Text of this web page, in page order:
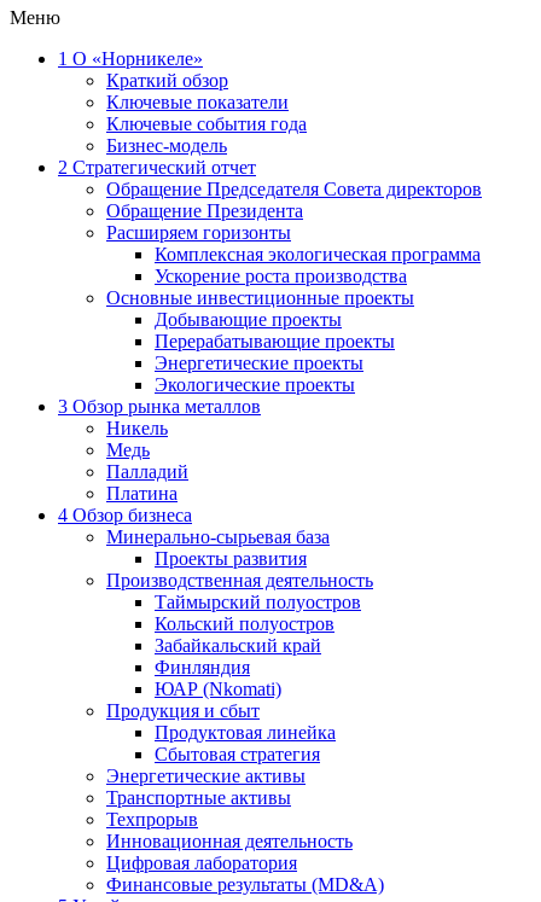
Меню
1 О «Норникеле»
Краткий обзор
Ключевые показатели
Ключевые события года
Бизнес-модель
2 Стратегический отчет
Обращение Председателя Совета директоров
Обращение Президента
Расширяем горизонты
Комплексная экологическая программа
Ускорение роста производства
Основные инвестиционные проекты
Добывающие проекты
Перерабатывающие проекты
Энергетические проекты
Экологические проекты
3 Обзор рынка металлов
Никель
Медь
Палладий
Платина
4 Обзор бизнеса
Минерально-сырьевая база
Проекты развития
Производственная деятельность
Таймырский полуостров
Кольский полуостров
Забайкальский край
Финляндия
ЮАР (Nkomati)
Продукция и сбыт
Продуктовая линейка
Сбытовая стратегия
Энергетические активы
Транспортные активы
Техпрорыв
Инновационная деятельность
Цифровая лаборатория
Финансовые результаты (MD&A)